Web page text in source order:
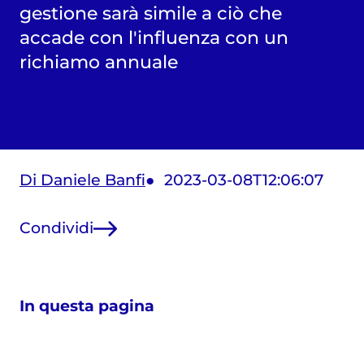
gestione sarà simile a ciò che
accade con l'influenza con un
richiamo annuale
Di Daniele Banfi 2023-03-08T12:06:07
Condividi
In questa pagina